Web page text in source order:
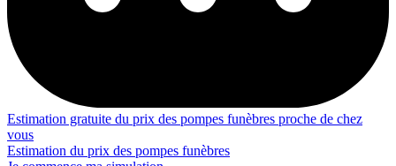
Estimation gratuite du prix des pompes funèbres proche de chez
vous
Estimation du prix des pompes funèbres